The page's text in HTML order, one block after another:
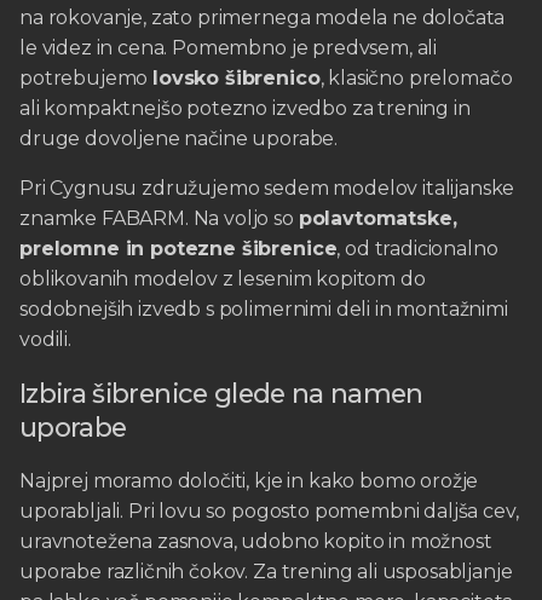
na rokovanje, zato primernega modela ne določata
le videz in cena. Pomembno je predvsem, ali
potrebujemo lovsko šibrenico, klasično prelomačo
ali kompaktnejšo potezno izvedbo za trening in
druge dovoljene načine uporabe.
Pri Cygnusu združujemo sedem modelov italijanske
znamke FABARM. Na voljo so polavtomatske,
prelomne in potezne šibrenice, od tradicionalno
oblikovanih modelov z lesenim kopitom do
sodobnejših izvedb s polimernimi deli in montažnimi
vodili.
Izbira šibrenice glede na namen
uporabe
Najprej moramo določiti, kje in kako bomo orožje
uporabljali. Pri lovu so pogosto pomembni daljša cev,
uravnotežena zasnova, udobno kopito in možnost
uporabe različnih čokov. Za trening ali usposabljanje